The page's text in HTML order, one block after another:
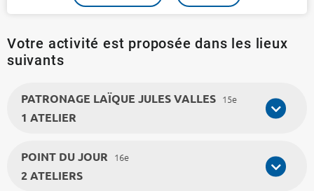
Votre activité est proposée dans les lieux
suivants
PATRONAGE LAÏQUE JULES VALLES 15e
1 ATELIER
POINT DU JOUR 16e
2 ATELIERS